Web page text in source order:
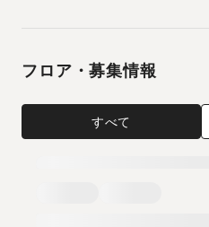
フロア・募集情報
すべて